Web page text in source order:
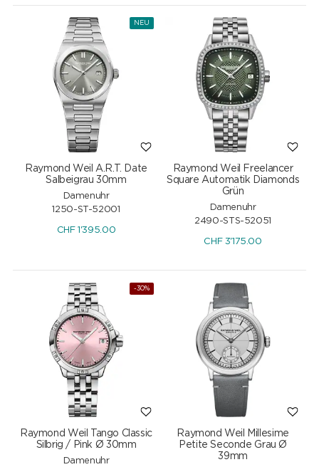
NEU
Raymond Weil A.R.T. Date
Salbeigrau 30mm
Damenuhr
1250-ST-52001
CHF1'395.00
Raymond Weil Freelancer
Square Automatik Diamonds
Grün
Damenuhr
2490-STS-52051
CHF3'175.00
-30%
Raymond Weil Tango Classic
Silbrig / Pink Ø 30mm
Damenuhr
Raymond Weil Millesime
Petite Seconde Grau Ø
39mm